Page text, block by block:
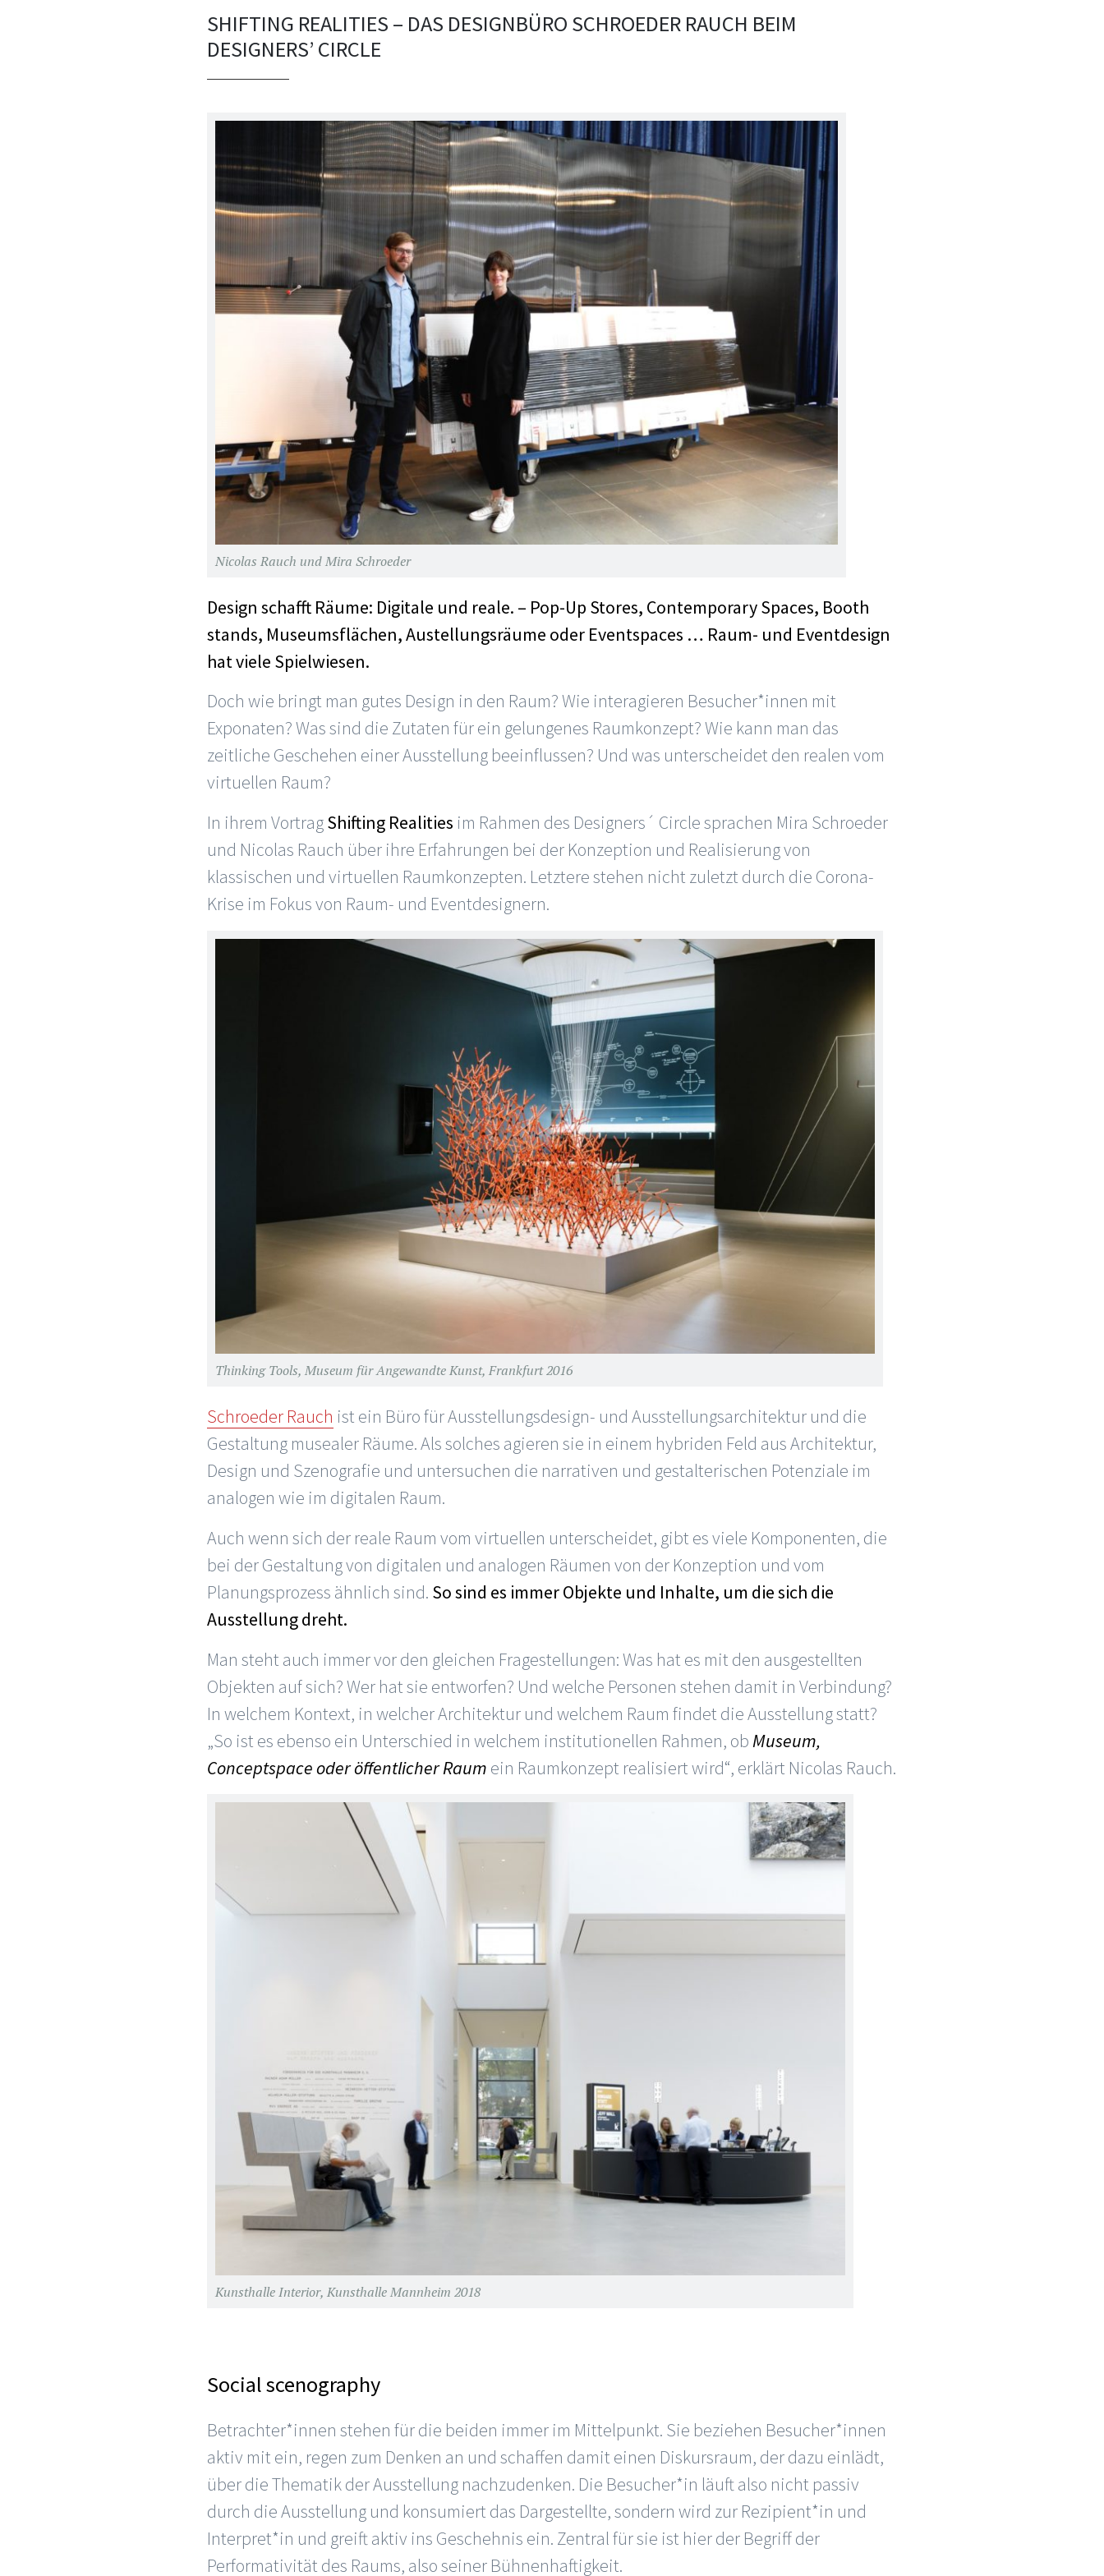
SHIFTING REALITIES – DAS DESIGNBÜRO SCHROEDER RAUCH BEIM
DESIGNERS’ CIRCLE
Nicolas Rauch und Mira Schroeder
Design schafft Räume: Digitale und reale. – Pop-Up Stores, Contemporary Spaces, Booth
stands, Museumsflächen, Austellungsräume oder Eventspaces … Raum- und Eventdesign
hat viele Spielwiesen.
Doch wie bringt man gutes Design in den Raum? Wie interagieren Besucher*innen mit
Exponaten? Was sind die Zutaten für ein gelungenes Raumkonzept? Wie kann man das
zeitliche Geschehen einer Ausstellung beeinflussen? Und was unterscheidet den realen vom
virtuellen Raum?
In ihrem VortragShifting Realities im Rahmen des Designers´ Circle sprachen Mira Schroeder
und Nicolas Rauch über ihre Erfahrungen bei der Konzeption und Realisierung von
klassischen und virtuellen Raumkonzepten. Letztere stehen nicht zuletzt durch die Corona-
Krise im Fokus von Raum- und Eventdesignern.
Thinking Tools, Museum für Angewandte Kunst, Frankfurt 2016
Schroeder Rauch ist ein Büro für Ausstellungsdesign- und Ausstellungsarchitektur und die
Gestaltung musealer Räume. Als solches agieren sie in einem hybriden Feld aus Architektur,
Design und Szenografie und untersuchen die narrativen und gestalterischen Potenziale im
analogen wie im digitalen Raum.
Auch wenn sich der reale Raum vom virtuellen unterscheidet, gibt es viele Komponenten, die
bei der Gestaltung von digitalen und analogen Räumen von der Konzeption und vom
Planungsprozess ähnlich sind. So sind es immer Objekte und Inhalte, um die sich die
Ausstellung dreht.
Man steht auch immer vor den gleichen Fragestellungen: Was hat es mit den ausgestellten
Objekten auf sich? Wer hat sie entworfen? Und welche Personen stehen damit in Verbindung?
In welchem Kontext, in welcher Architektur und welchem Raum findet die Ausstellung statt?
„So ist es ebenso ein Unterschied in welchem institutionellen Rahmen, obMuseum,
Conceptspace oder öffentlicher Raum ein Raumkonzept realisiert wird“, erklärt Nicolas Rauch.
Kunsthalle Interior, Kunsthalle Mannheim 2018
Social scenography
Betrachter*innen stehen für die beiden immer im Mittelpunkt. Sie beziehen Besucher*innen
aktiv mit ein, regen zum Denken an und schaffen damit einen Diskursraum, der dazu einlädt,
über die Thematik der Ausstellung nachzudenken. Die Besucher*in läuft also nicht passiv
durch die Ausstellung und konsumiert das Dargestellte, sondern wird zur Rezipient*in und
Interpret*in und greift aktiv ins Geschehnis ein. Zentral für sie ist hier der Begriff der
Performativität des Raums, also seiner Bühnenhaftigkeit.